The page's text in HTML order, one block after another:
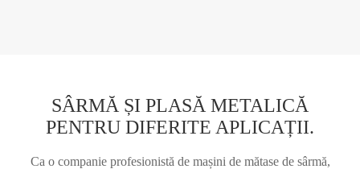
SÂRMĂ ȘI PLASĂ METALICĂ
PENTRU DIFERITE APLICAȚII.
Ca o companie profesionistă de mașini de mătase de sârmă,